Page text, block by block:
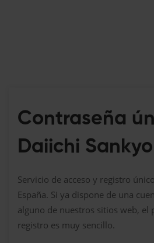
Contraseña
Daiichi
Servicio de acceso y registro
España. Si ya dispone de una
alguno de nuestros sitios web, el
registro es muy sencillo.